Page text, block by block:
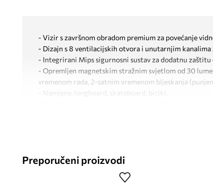
- Vizir s završnom obradom premium za povećanje
- Dizajn s 8 ventilacijskih otvora i unutarnjim kanalima
- Integrirani Mips sigurnosni sustav za dodatnu zaštitu
- Opremljen magnetskim stražnim svjetlom od 30
vremenom rada, 2-satnim vremenom bljeskanja
- Namjena: longboard, skateboard, bicikl.
- Mali S (opseg glave 54-57 cm).
- Certificiran prema standardima CPSC i ASTM za
- U skladu je sa sigurnosnim standardom US CPSC za
Preporučeni proizvodi